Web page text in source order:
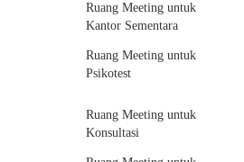
Ruang Meeting untuk
Kantor Sementara
Ruang Meeting untuk
Psikotest
Ruang Meeting untuk
Konsultasi